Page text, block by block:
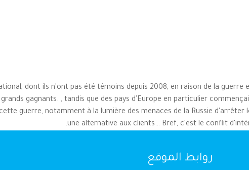
dont ils n'ont pas été témoins depuis 2008, en raison de la guerre
gagnants. , tandis que des pays d'Europe en particulier
guerre, notamment à la lumière des menaces de la Russie
une alternative aux clients… Bref, c'est le conflit
روابط الموقع